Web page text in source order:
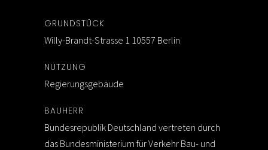
GRUNDSTÜCK
Willy-Brandt-Strasse 1 10557 Berlin
NUTZUNG
Regierungsgebäude
BAUHERR
Bundesrepublik Deutschland vertreten durch
das Bundesministerium für Verkehr Bau- und